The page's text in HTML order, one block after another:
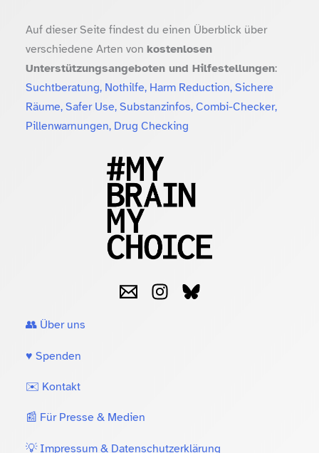
Auf dieser Seite findest du einen Überblick über
verschiedene Arten von kostenlosen
Unterstützungsangeboten und Hilfestellungen:
Suchtberatung, Nothilfe, Harm Reduction, Sichere
Räume, Safer Use, Substanzinfos, Combi-Checker,
Pillenwarnungen, Drug Checking
👥 Über uns
♥️ Spenden
✉️ Kontakt
📰 Für Presse & Medien
💡 Impressum & Datenschutzerklärung